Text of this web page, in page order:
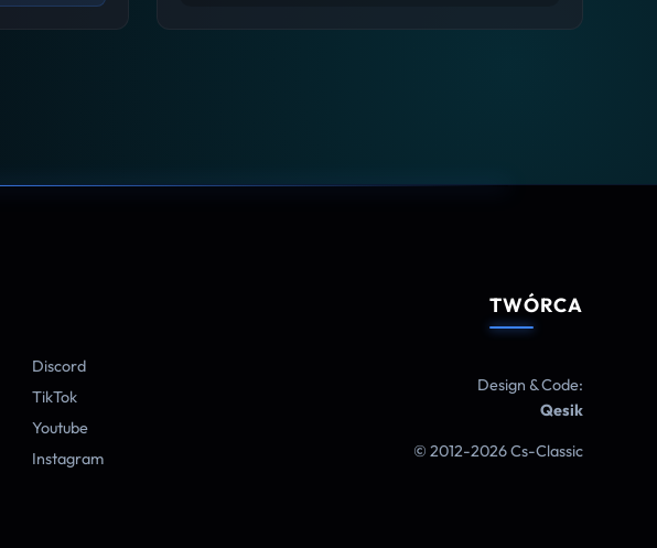
Discord
TikTok
Youtube
Instagram
TWÓRCA
Design & Code:
Qesik
© 2012-2026 Cs-Classic